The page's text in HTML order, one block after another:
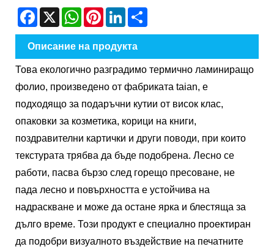
Facebook
X WhatsAppPinterestLinkedIn
Описание на продукта
Това екологично разградимо термично ламиниращо
фолио, произведено от фабриката taian, е
подходящо за подаръчни кутии от висок клас,
опаковки за козметика, корици на книги,
поздравителни картички и други поводи, при които
текстурата трябва да бъде подобрена. Лесно се
работи, пасва бързо след горещо пресоване, не
пада лесно и повърхността е устойчива на
надраскване и може да остане ярка и блестяща за
дълго време. Този продукт е специално проектиран
да подобри визуалното въздействие на печатните